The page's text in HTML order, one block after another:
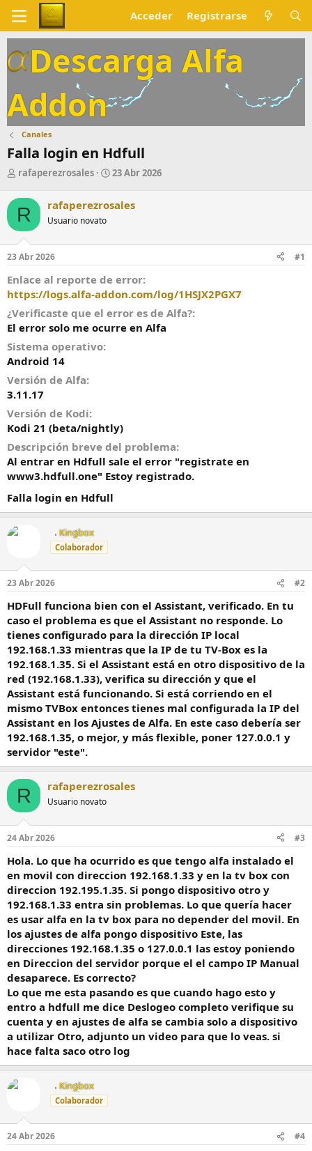
Acceder Registrarse
Descarga Alfa
Addon
Canales
Falla login en Hdfull
A
t
o
r
rafaperezrosales
F
h
e
i
c
i
23 Abr 2026
R rafaperezrosales
Usuario novato
23 Abr 2026 #1
Enlace al reporte de error
https://logs.alfa-addon.com/log/1HSJX2PGX7
¿Verificaste que el error es de Alfa?
El error solo me ocurre en Alfa
Sistema operativo
Android 14
Versión de Alfa
3.11.17
Versión de Kodi
Kodi 21 (beta/nightly)
Descripción breve del problema
Al entrar en Hdfull sale el error "registrate en
www3.hdfull.one" Estoy registrado.
Falla login en Hdfull
Kingbox
Colaborador
23 Abr 2026 #2
HDFull funciona bien con el Assistant, verificado. En tu
caso el problema es que el Assistant no responde. Lo
tienes configurado para la dirección IP local
192.168.1.33 mientras que la IP de tu TV-Box es la
192.168.1.35. Si el Assistant está en otro dispositivo de la
red (192.168.1.33), verifica su dirección y que el
Assistant está funcionando. Si está corriendo en el
mismo TVBox entonces tienes mal configurada la IP del
Assistant en los Ajustes de Alfa. En este caso debería ser
192.168.1.35, o mejor, y más flexible, poner 127.0.0.1 y
servidor "este".
R rafaperezrosales
Usuario novato
24 Abr 2026 #3
Hola. Lo que ha ocurrido es que tengo alfa instalado el
en movil con direccion 192.168.1.33 y en la tv box con
direccion 192.195.1.35. Si pongo dispositivo otro y
192.168.1.33 entra sin problemas. Lo que quería hacer
es usar alfa en la tv box para no depender del movil. En
los ajustes de alfa pongo dispositivo Este, las
direcciones 192.168.1.35 o 127.0.0.1 las estoy poniendo
en Direccion del servidor porque el el campo IP Manual
desaparece. Es correcto?
Lo que me esta pasando es que cuando hago esto y
entro a hdfull me dice Deslogeo completo verifique su
cuenta y en ajustes de alfa se cambia solo a dispositivo
a utilizar Otro, adjunto un video para que lo veas. si
hace falta saco otro log
Kingbox
Colaborador
24 Abr 2026 #4